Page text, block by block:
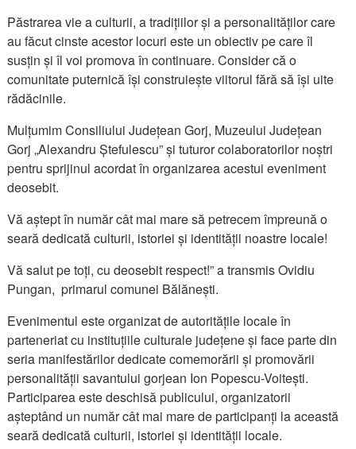
Păstrarea vie a culturii, a tradițiilor și a personalităților care
au făcut cinste acestor locuri este un obiectiv pe care îl
susțin și îl voi promova în continuare. Consider că o
comunitate puternică își construiește viitorul fără să își uite
rădăcinile.
Mulțumim Consiliului Județean Gorj, Muzeului Județean
Gorj „Alexandru Ștefulescu” și tuturor colaboratorilor noștri
pentru sprijinul acordat în organizarea acestui eveniment
deosebit.
Vă aștept în număr cât mai mare să petrecem împreună o
seară dedicată culturii, istoriei și identității noastre locale!
Vă salut pe toți, cu deosebit respect!” a transmis Ovidiu
Pungan, primarul comunei Bălănești.
Evenimentul este organizat de autoritățile locale în
parteneriat cu instituțiile culturale județene și face parte din
seria manifestărilor dedicate comemorării și promovării
personalității savantului gorjean Ion Popescu-Voitești.
Participarea este deschisă publicului, organizatorii
așteptând un număr cât mai mare de participanți la această
seară dedicată culturii, istoriei și identității locale.